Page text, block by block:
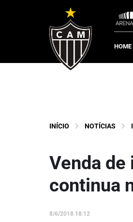
HOME
INÍCIO NOTÍCIAS
Venda
continua
8/6/2018 18:12